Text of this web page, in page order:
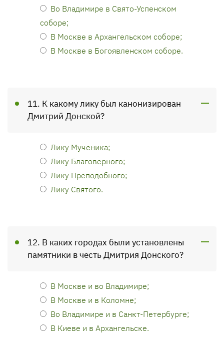
Во Владимире в Свято-Успенском
соборе;
В Москве в Архангельском соборе;
В Москве в Богоявленском соборе.
11. К какому лику был канонизирован
Дмитрий Донской?
Лику Мученика;
Лику Благоверного;
Лику Преподобного;
Лику Святого.
12. В каких городах были установлены
памятники в честь Дмитрия Донского?
В Москве и во Владимире;
В Москве и в Коломне;
Во Владимире и в Санкт-Петербурге;
В Киеве и в Архангельске.